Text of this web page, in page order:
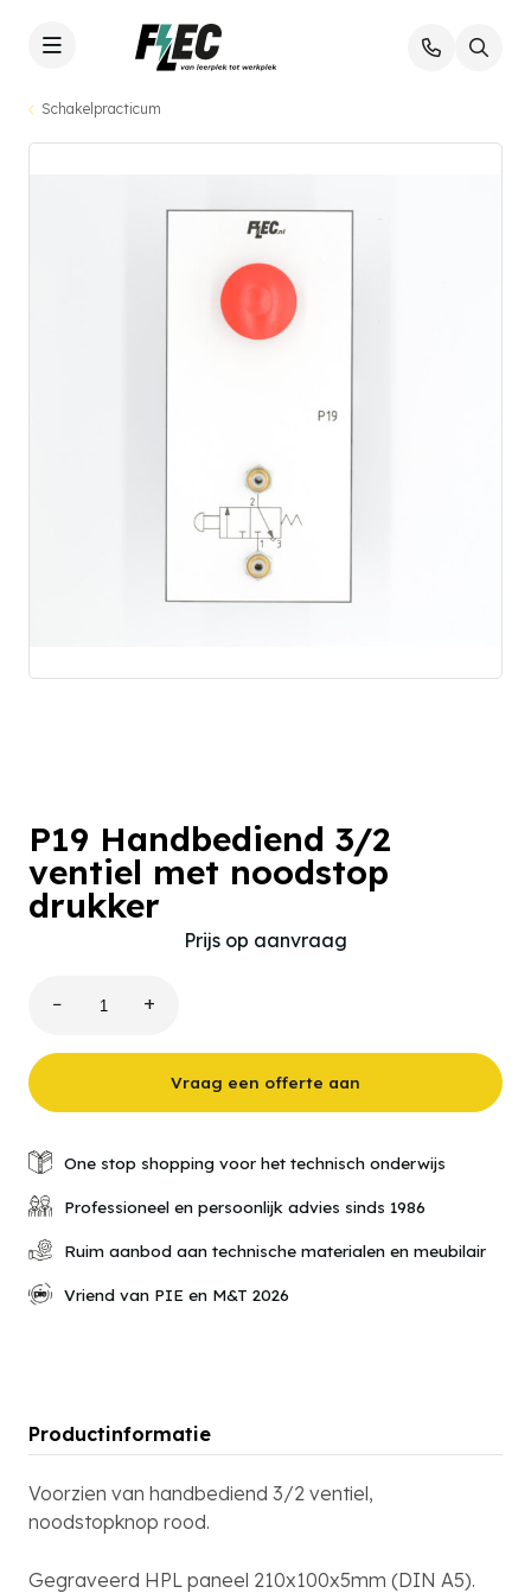
Schakelpracticum
P19 Handbediend 3/2
ventiel met noodstop
drukker
Prijs op aanvraag
−
3/2
noodstop
aantal
+
Vraag een offerte aan
One stop shopping voor het technisch onderwijs
Professioneel en persoonlijk advies sinds 1986
Ruim aanbod aan technische materialen en meubilair
Vriend van PIE en M&T 2026
Productinformatie
Voorzien van handbediend 3/2 ventiel,
noodstopknop rood.
Gegraveerd HPL paneel 210x100x5mm (DIN A5).